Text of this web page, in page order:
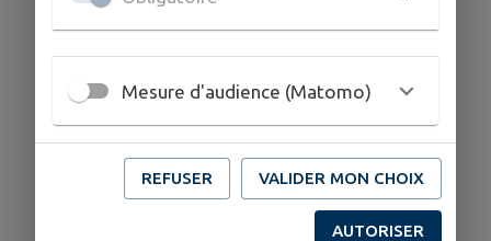
Mesure d'audience (Matomo)
REFUSER VALIDER MON CHOIX
AUTORISER